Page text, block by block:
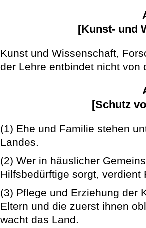
[Kunst- und
Kunst und Wissenschaft,
der Lehre entbindet nicht von
[Schutz
(1) Ehe und Familie stehen
Landes.
(2) Wer in häuslicher
Hilfsbedürftige sorgt,
(3) Pflege und Erziehung der
Eltern und die zuerst ihnen
wacht das Land.